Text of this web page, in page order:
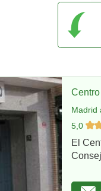
Madrid
5,0
El